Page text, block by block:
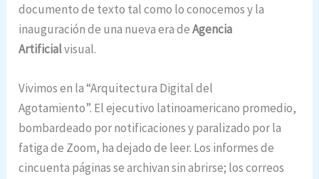
documento de texto tal como lo conocemos y la
inauguración de una nueva era deAgencia
Artificialvisual.
Vivimos en la “Arquitectura Digital del
Agotamiento”. El ejecutivo latinoamericano promedio,
bombardeado por notificaciones y paralizado por la
fatiga de Zoom, ha dejado de leer. Los informes de
cincuenta páginas se archivan sin abrirse; los correos